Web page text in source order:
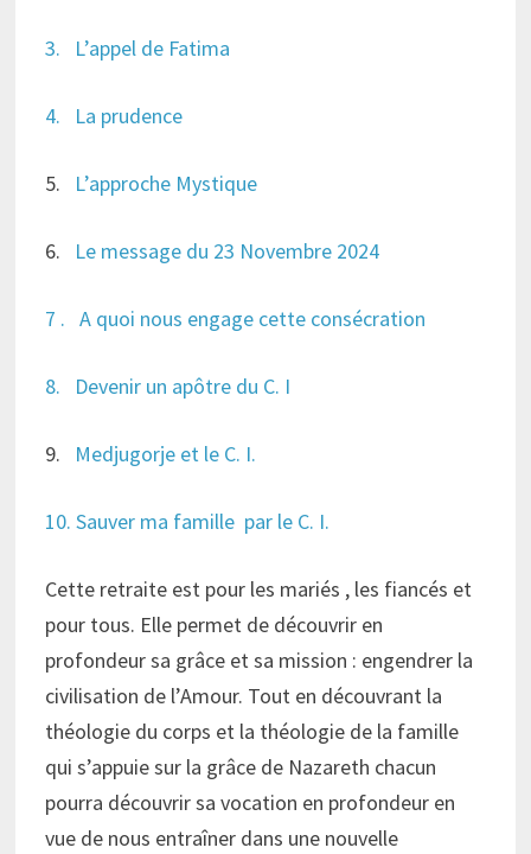
3. L’appel de Fatima
4. La prudence
5. L’approche Mystique
6. Le message du 23 Novembre 2024
7 . A quoi nous engage cette consécration
8. Devenir un apôtre du C. I
9. Medjugorje et le C. I.
10. Sauver ma famille par le C. I.
Cette retraite est pour les mariés , les fiancés et
pour tous. Elle permet de découvrir en
profondeur sa grâce et sa mission : engendrer la
civilisation de l’Amour. Tout en découvrant la
théologie du corps et la théologie de la famille
qui s’appuie sur la grâce de Nazareth chacun
pourra découvrir sa vocation en profondeur en
vue de nous entraîner dans une nouvelle